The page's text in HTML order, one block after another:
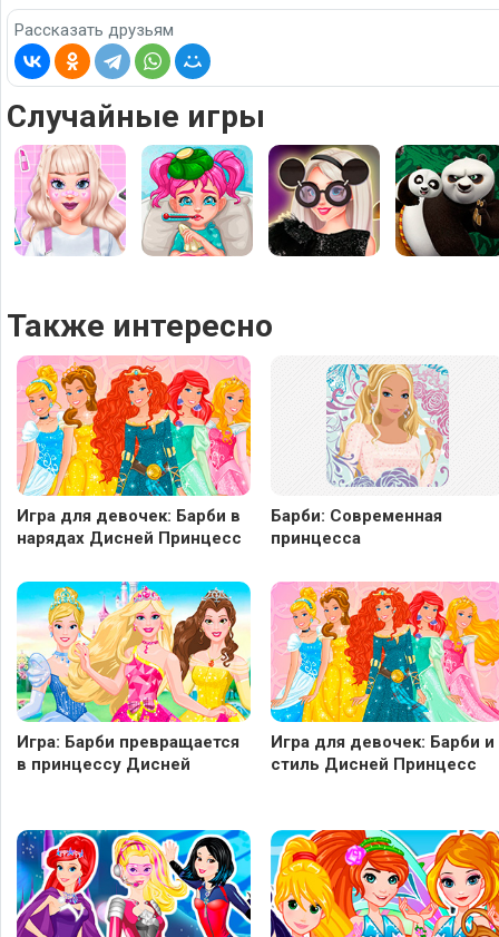
Рассказать друзьям
Случайные игры
Также интересно
Игра для девочек: Барби в
нарядах Дисней Принцесс
Барби: Современная
принцесса
Игра: Барби превращается
в принцессу Дисней
Игра для девочек: Барби и
стиль Дисней Принцесс